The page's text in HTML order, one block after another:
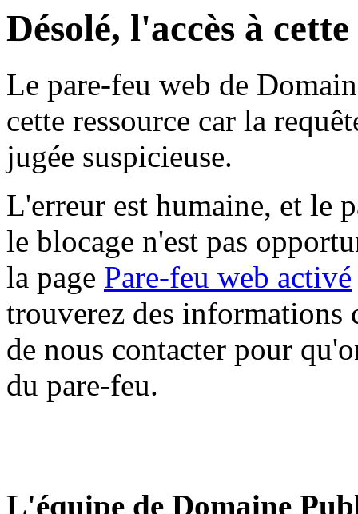
Désolé, l'accès à
Le pare-feu web de
cette ressource car la
jugée suspicieuse.
L'erreur est humaine, et le
le blocage n'est pas
la page Pare-feu web activé
trouverez des informations
de nous contacter pour
du pare-feu.
L'équipe de Domaine